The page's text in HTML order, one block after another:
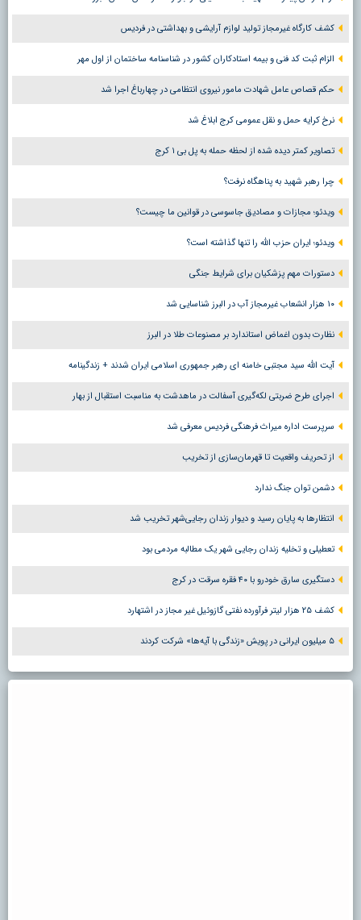
کشف کارگاه غیرمجاز تولید لوازم آرایشی و بهداشتی در فردیس
الزام ثبت کد فنی و بیمه استادکاران کشور در شناسنامه ساختمان از اول مهر
حکم قصاص عامل شهادت مامور نیروی انتظامی در چهارباغ اجرا شد
نرخ کرایه حمل و نقل عمومی کرج ابلاغ شد
تصاویر کمتر دیده شده از لحظه حمله به پل بی ۱ کرج
چرا رهبر شهید به پناهگاه نرفت؟
ویدئو؛ مجازات و مصادیق جاسوسی در قوانین ما چیست؟
ویدئو؛ ایران حزب الله را تنها گذاشته است؟
دستورات مهم پزشکیان برای شرایط جنگی
۱۰ هزار انشعاب غیرمجاز آب در البرز شناسایی شد
نظارت بدون اغماض استاندارد بر مصنوعات طلا در البرز
آیت الله سید مجتبی خامنه ای رهبر جمهوری اسلامی ایران شدند + زندگینامه
اجرای طرح ضربتی لکه‌گیری آسفالت در ماهدشت به مناسبت استقبال از بهار
سرپرست اداره میراث فرهنگی فردیس معرفی شد
از تحریف واقعیت تا قهرمان‌سازی از تخریب
دشمن توان جنگ ندارد
انتظارها به پایان رسید و دیوار زندان رجایی‌شهر تخریب شد
تعطیلی و تخلیه زندان رجایی شهر یک مطالبه مردمی بود
دستگیری سارق خودرو با ۴۰ فقره سرقت در کرج
کشف ۲۵ هزار لیتر فرآورده نفتی گازوئیل غیر مجاز در اشتهارد
۵ میلیون ایرانی در پویش «زندگی با آیه‌ها» شرکت کردند